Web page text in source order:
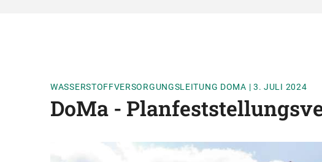
WASSERSTOFFVERSORGUNGSLEITUNG DOMA | 3. JULI 2024
DoMa -